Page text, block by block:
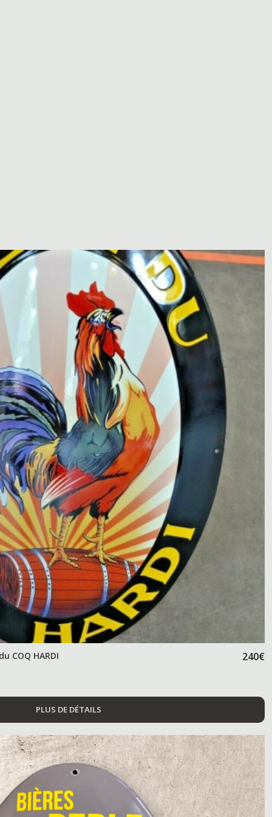
COQ HARDI 240€
PLUS DE DÉTAILS